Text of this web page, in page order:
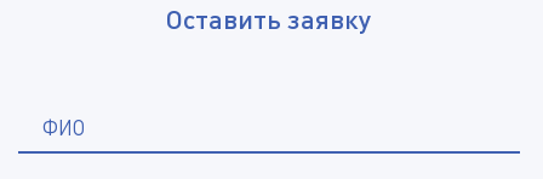
Оставить заявку
ФИО